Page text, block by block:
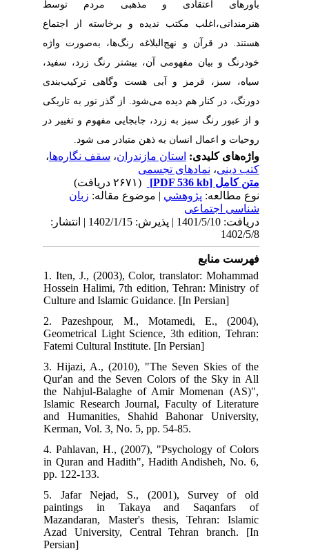
باورهای اعتقادی و مذهبی مردم توسط
هنرمندانی،اغلب مکتب ندیده و برخاسته از اجتماع
هستند. در قرآن و نهج‌البلاغه رنگ‌ها، به‌صورت واژه
خودرنگ و بیان مفهومی آن، بیشتر رنگ زرد، سفید،
سیاه، سبز، قرمز و آبی هست وگاهی ترکیب‌بندی
دورنگ، در کنار هم دیده می‌شود. از گذر نور به تاریکی
و از عبور رنگ سبز به زرد، جابجایی مفهوم و تغییر در
روحیات و اعمال انسان به ذهن متبادر می شود.
واژه‌های کلیدی:استان مازندران،سقف نگاره‌ها،
کتب دینی،نمادهای تجسمی
متن کامل[PDF 536 kb]
نوع مطالعه:پژوهشي| موضوع مقاله:زبان
شناسی اجتماعی
دریافت: 1401/5/10 | پذیرش: 1402/1/15 | انتشار:
1402/5/8
فهرست منابع
1. Iten, J., (2003), Color, translator: Mohammad
Hossein Halimi, 7th edition, Tehran: Ministry of
Culture and Islamic Guidance. [In Persian]
2. Pazeshpour, M., Motamedi, E., (2004),
Geometrical Light Science, 3th edition, Tehran:
Fatemi Cultural Institute. [In Persian]
3. Hijazi, A., (2010), "The Seven Skies of the
Qur'an and the Seven Colors of the Sky in All
the Nahjul-Balaghe of Amir Momenan (AS)",
Islamic Research Journal, Faculty of Literature
and Humanities, Shahid Bahonar University,
Kerman, Vol. 3, No. 5, pp. 54-85.
4. Pahlavan, H., (2007), "Psychology of Colors
in Quran and Hadith", Hadith Andisheh, No. 6,
pp. 122-133.
5. Jafar Nejad, S., (2001), Survey of old
paintings in Takaya and Saqanfars of
Mazandaran, Master's thesis, Tehran: Islamic
Azad University, Central Tehran branch. [In
Persian]